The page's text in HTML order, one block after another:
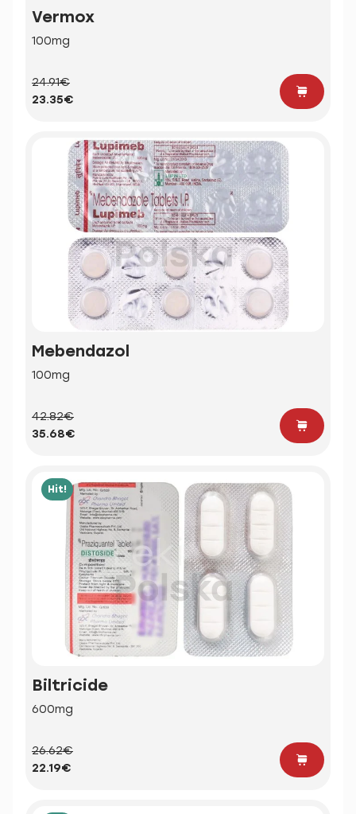
Vermox
100mg
24.91€
23.35€
Mebendazol
100mg
42.82€
35.68€
Hit!
Biltricide
600mg
26.62€
22.19€